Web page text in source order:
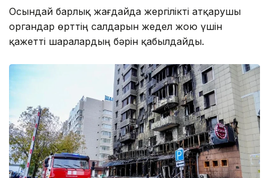
Осындай барлық жағдайда жергілікті атқарушы
органдар өрттің салдарын жедел жою үшін
қажетті шаралардың бәрін қабылдайды.